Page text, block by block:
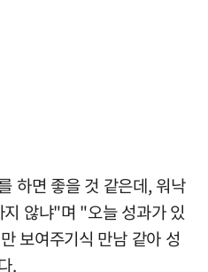
하면 좋을 것 같은데, 워낙
않냐"며 "오늘 성과가 있
보여주기식 만남 같아 성
.